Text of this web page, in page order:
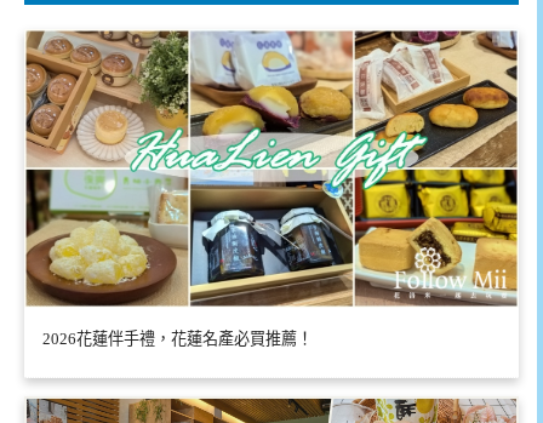
2026花蓮伴手禮，花蓮名產必買推薦！